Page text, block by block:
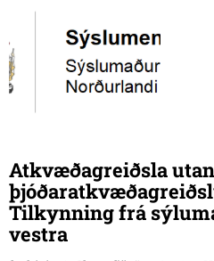
Atkvæðagreiðsla
Tilkynning frá
vestra